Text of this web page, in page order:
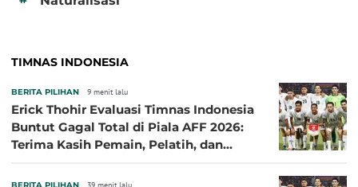
TIMNAS INDONESIA
BERITA PILIHAN 9 menit lalu
Erick Thohir Evaluasi Timnas Indonesia
Buntut Gagal Total di Piala AFF 2026:
Terima Kasih Pemain, Pelatih, dan